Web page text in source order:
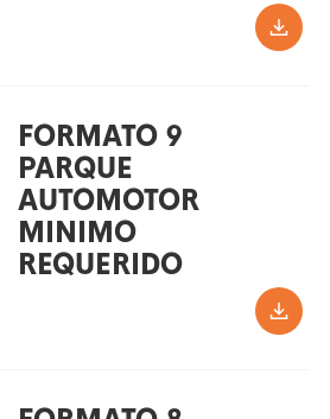
FORMATO 9
PARQUE
AUTOMOTOR
MINIMO
REQUERIDO